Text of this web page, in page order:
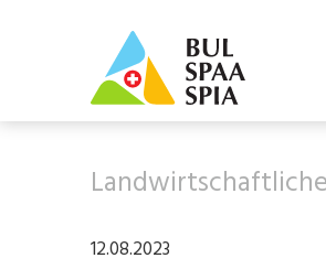
12.08.2023